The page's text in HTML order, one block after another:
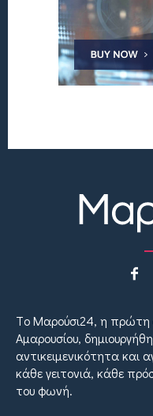
Tο Μαρούσι24, η πρώτη
Αμαρουσίου,
αντικειμενικότητα
κάθε γειτονιά, κάθε
του φωνή.